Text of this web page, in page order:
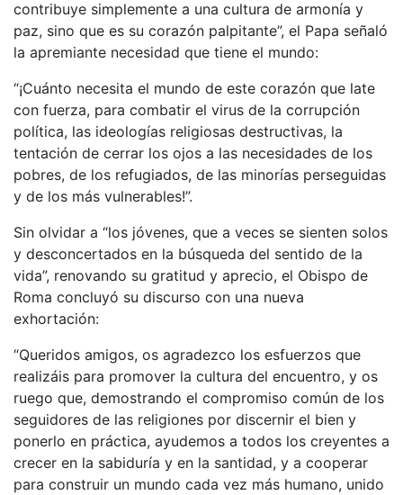
contribuye simplemente a una cultura de armonía y
paz, sino que es su corazón palpitante”, el Papa señaló
la apremiante necesidad que tiene el mundo:
“¡Cuánto necesita el mundo de este corazón que late
con fuerza, para combatir el virus de la corrupción
política, las ideologías religiosas destructivas, la
tentación de cerrar los ojos a las necesidades de los
pobres, de los refugiados, de las minorías perseguidas
y de los más vulnerables!”.
Sin olvidar a “los jóvenes, que a veces se sienten solos
y desconcertados en la búsqueda del sentido de la
vida”, renovando su gratitud y aprecio, el Obispo de
Roma concluyó su discurso con una nueva
exhortación:
“Queridos amigos, os agradezco los esfuerzos que
realizáis para promover la cultura del encuentro, y os
ruego que, demostrando el compromiso común de los
seguidores de las religiones por discernir el bien y
ponerlo en práctica, ayudemos a todos los creyentes a
crecer en la sabiduría y en la santidad, y a cooperar
para construir un mundo cada vez más humano, unido